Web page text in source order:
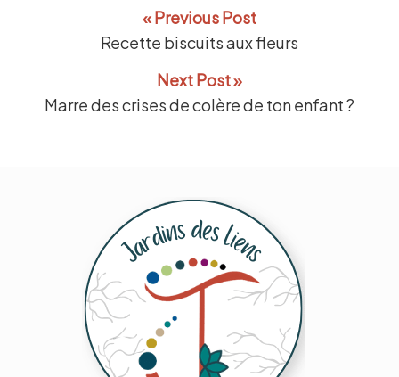
« Previous Post
Recette biscuits aux fleurs
Next Post »
Marre des crises de colère de ton enfant ?